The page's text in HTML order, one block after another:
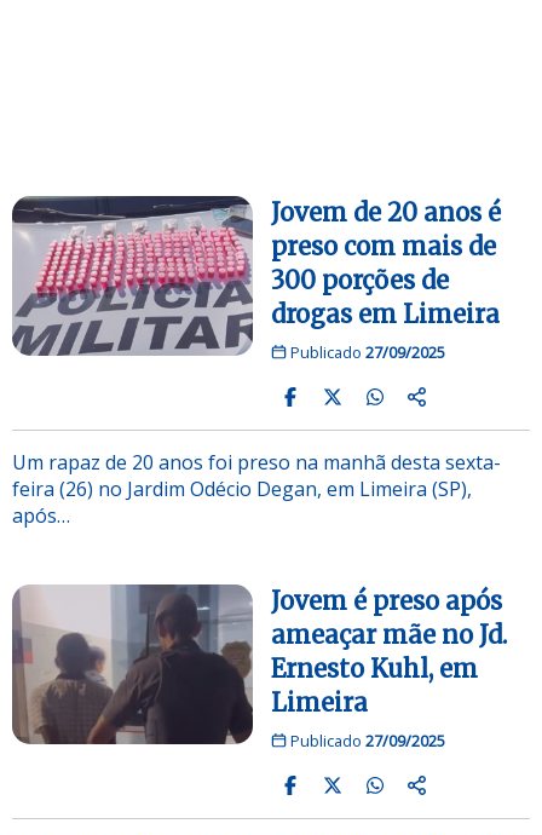
Jovem de 20 anos é
preso com mais de
300 porções de
drogas em Limeira
Publicado 27/09/2025
Um rapaz de 20 anos foi preso na manhã desta sexta-
feira (26) no Jardim Odécio Degan, em Limeira (SP),
após…
Jovem é preso após
ameaçar mãe no Jd.
Ernesto Kuhl, em
Limeira
Publicado 27/09/2025